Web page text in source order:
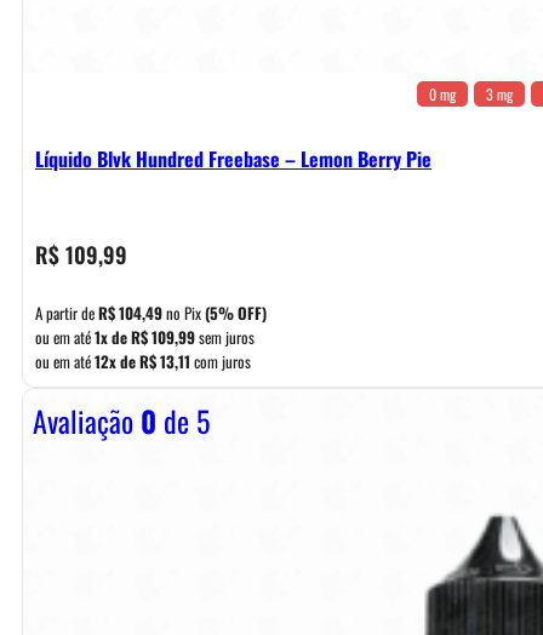
0 mg 3 mg
Líquido Blvk Hundred Freebase – Lemon Berry Pie
R$109,99
A partir deR$104,49no Pix(5% OFF)
ou em até1x deR$109,99sem juros
ou em até12x deR$13,11 com juros
Avaliação0 de 5